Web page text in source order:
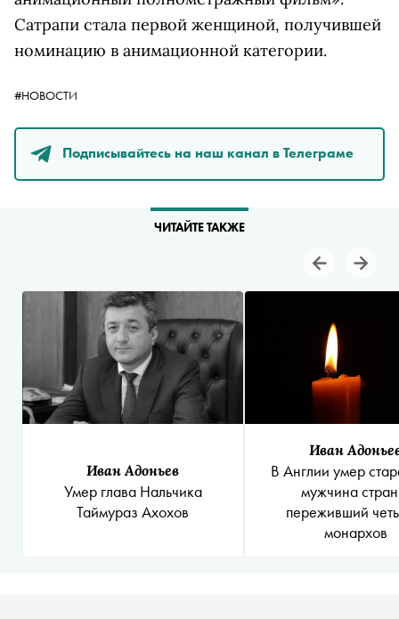
Сатрапи стала первой женщиной, получившей
номинацию в анимационной категории.
#НОВОСТИ
Подписывайтесь на наш канал в Телеграме
ЧИТАЙТЕ ТАКЖЕ
Иван Адоньев
Умер глава Нальчика
Таймураз Ахохов
Иван
В Англии умер
мужчина
переживший
монархов